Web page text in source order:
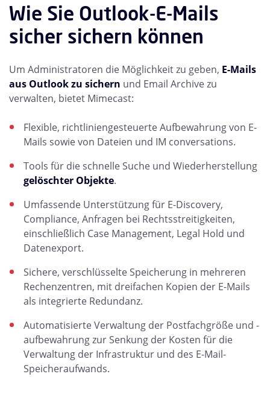
Wie Sie Outlook-E-Mails
sicher sichern können
Um Administratoren die Möglichkeit zu geben, E-Mails
aus Outlook zu sichern und Email Archive zu
verwalten, bietet Mimecast:
Flexible, richtliniengesteuerte Aufbewahrung von E-
Mails sowie von Dateien und IM conversations.
Tools für die schnelle Suche und Wiederherstellung
gelöschter Objekte.
Umfassende Unterstützung für E-Discovery,
Compliance, Anfragen bei Rechtsstreitigkeiten,
einschließlich Case Management, Legal Hold und
Datenexport.
Sichere, verschlüsselte Speicherung in mehreren
Rechenzentren, mit dreifachen Kopien der E-Mails
als integrierte Redundanz.
Automatisierte Verwaltung der Postfachgröße und -
aufbewahrung zur Senkung der Kosten für die
Verwaltung der Infrastruktur und des E-Mail-
Speicheraufwands.